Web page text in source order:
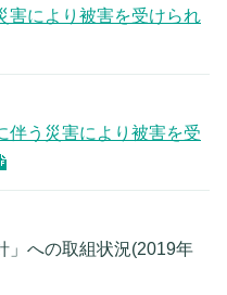
害により被害を受けられ
伴う災害により被害を受
」への取組状況(2019年